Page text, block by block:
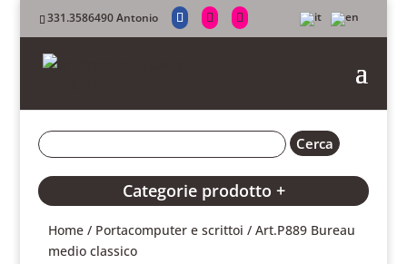
331.3586490 Antonio
Categorie prodotto +
Home / Portacomputer e scrittoi / Art.P889 Bureau
medio classico